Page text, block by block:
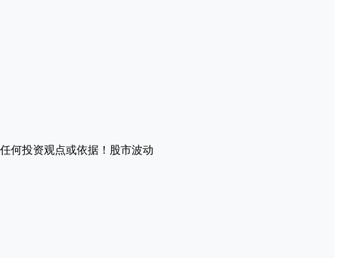
何投资观点或依据！股市波动